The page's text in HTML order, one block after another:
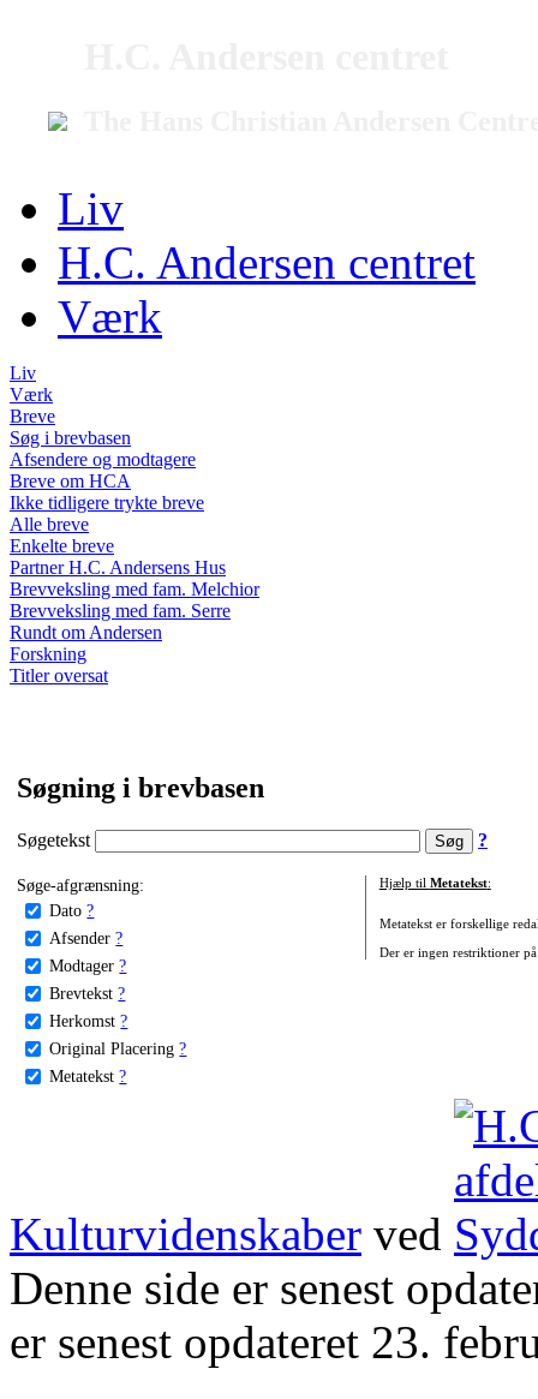
Liv
H.C. Andersen centret
Værk
Liv
Værk
Breve
Søg i brevbasen
Afsendere og modtagere
Breve om HCA
Ikke tidligere trykte breve
Alle breve
Enkelte breve
Partner H.C. Andersens Hus
Brevveksling med fam. Melchior
Brevveksling med fam. Serre
Rundt om Andersen
Forskning
Titler oversat
Søgning i brevbasen
Søgetekst ?
Søge-afgrænsning:
Dato ?
Afsender ?
Modtager ?
Brevtekst ?
Herkomst ?
Original Placering ?
Metatekst ?
Hjælp til Metatekst:
Metatekst er forskellige
Der er ingen restriktioner
Kulturvidenskaber ved
Denne side er senest
er senest opdateret 23.